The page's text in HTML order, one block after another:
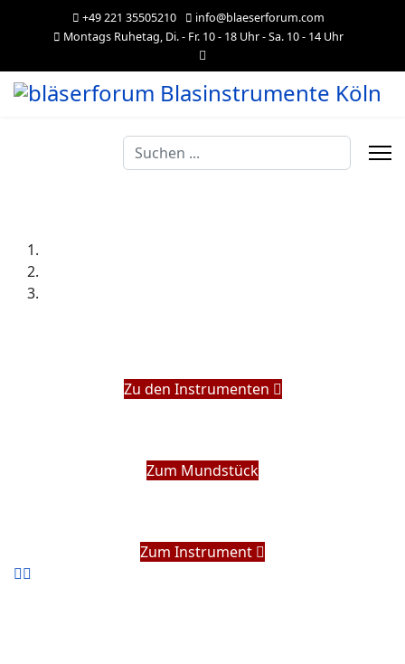
+49 221 35505210
info@blaeserforum.com
Montags Ruhetag, Di. - Fr. 10 - 18 Uhr - Sa. 10 - 14 Uhr
Suchen
...
Zu den Instrumenten
Zum Mundstück
Zum Instrument